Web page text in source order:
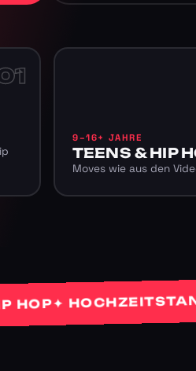
9–16+ JAHRE
TEENS & HIP
Moves wie aus den
✦ HOCHZEITSTANZ✦